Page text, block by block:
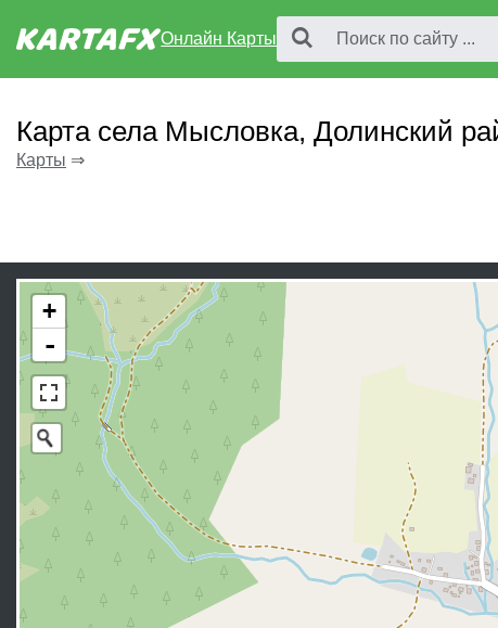
Онлайн Карты
Карта села Мысловка, Долинский
Карты ⇒
+
-